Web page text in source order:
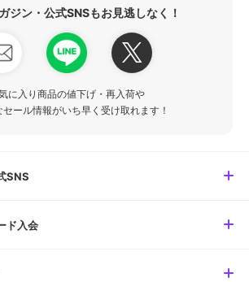
ジン・公式SNSもお見逃しなく！
に入り商品の値下げ・再入荷や
セール情報がいち早く受け取れます！
SNS
ド入会